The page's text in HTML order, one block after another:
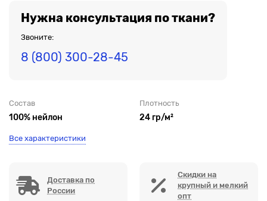
Нужна консультация по ткани?
Звоните:
8 (800) 300-28-45
Состав
100% нейлон
Плотность
24 гр/м²
Все характеристики
Доставка по
России
Скидки на
крупный и мелкий
опт